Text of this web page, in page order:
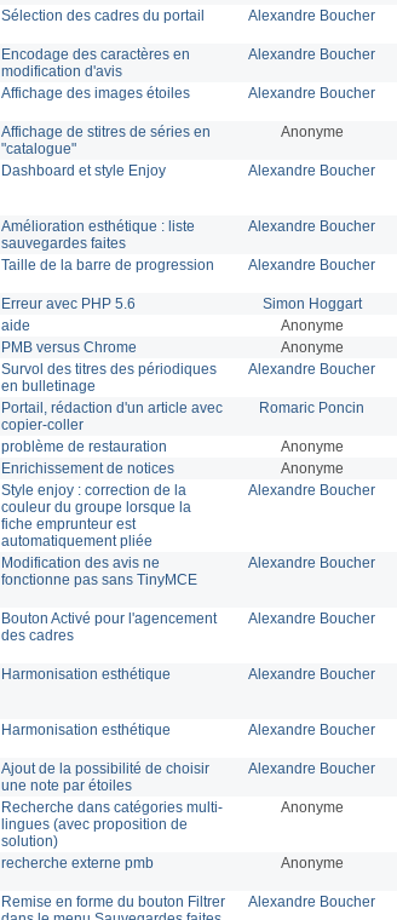
Sélection des cadres du portail Alexandre Boucher
Encodage des caractères en
modification d'avis
Alexandre Boucher
Affichage des images étoiles Alexandre Boucher
Affichage de stitres de séries en
"catalogue"
Anonyme
Dashboard et style Enjoy Alexandre Boucher
Amélioration esthétique : liste
sauvegardes faites
Alexandre Boucher
Taille de la barre de progression Alexandre Boucher
Erreur avec PHP 5.6 Simon Hoggart
aide Anonyme
PMB versus Chrome Anonyme
Survol des titres des périodiques
en bulletinage
Alexandre Boucher
Portail, rédaction d'un article avec
copier-coller
Romaric Poncin
problème de restauration Anonyme
Enrichissement de notices Anonyme
Style enjoy : correction de la
couleur du groupe lorsque la
fiche emprunteur est
automatiquement pliée
Alexandre Boucher
Modification des avis ne
fonctionne pas sans TinyMCE
Alexandre Boucher
Bouton Activé pour l'agencement
des cadres
Alexandre Boucher
Harmonisation esthétique Alexandre Boucher
Harmonisation esthétique Alexandre Boucher
Ajout de la possibilité de choisir
une note par étoiles
Alexandre Boucher
Recherche dans catégories multi-
lingues (avec proposition de
solution)
Anonyme
recherche externe pmb Anonyme
Remise en forme du bouton Filtrer
Alexandre Boucher